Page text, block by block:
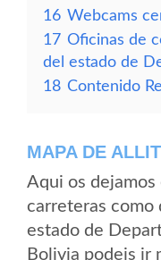
16 Webcams
17 Oficinas de
del estado de
18 Contenido
MAPA DE
Aqui os
carreteras como
estado de
Bolivia podeis ir